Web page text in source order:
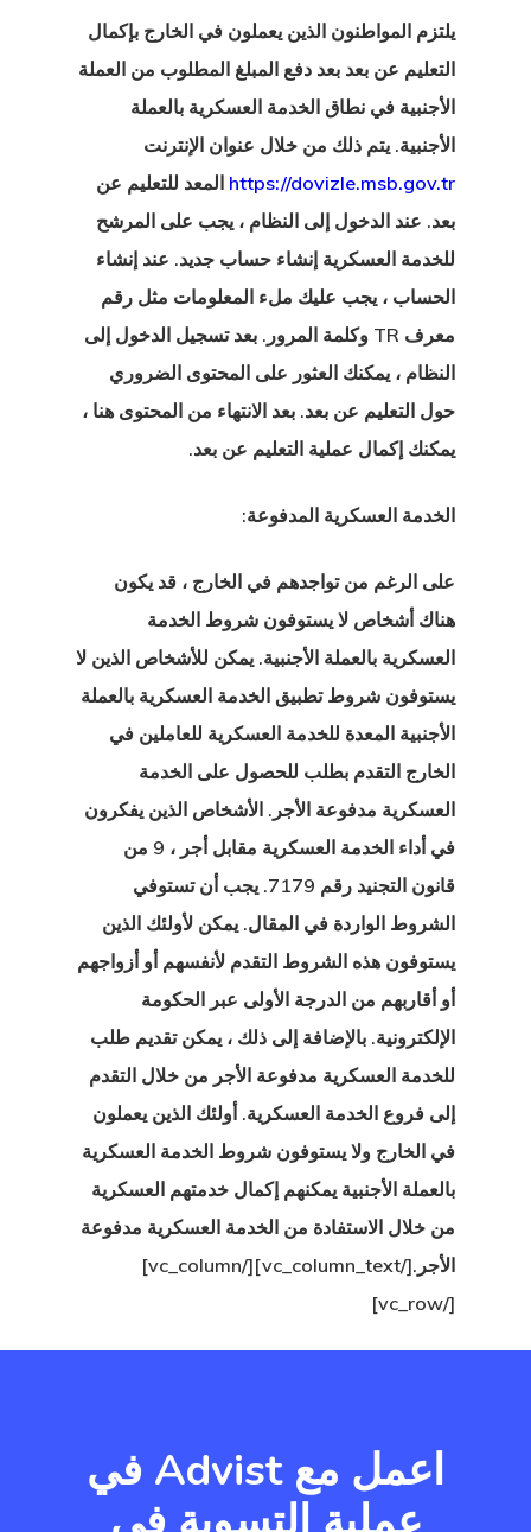
يلتزم المواطنون الذين يعملون في الخارج بإكمال
التعليم عن بعد بعد دفع المبلغ المطلوب من العملة
الأجنبية في نطاق الخدمة العسكرية بالعملة
الأجنبية. يتم ذلك من خلال عنوان الإنترنت
https://dovizle.msb.gov.tr المعد للتعليم عن
بعد. عند الدخول إلى النظام ، يجب على المرشح
للخدمة العسكرية إنشاء حساب جديد. عند إنشاء
الحساب ، يجب عليك ملء المعلومات مثل رقم
معرف TR وكلمة المرور. بعد تسجيل الدخول إلى
النظام ، يمكنك العثور على المحتوى الضروري
حول التعليم عن بعد. بعد الانتهاء من المحتوى هنا ،
يمكنك إكمال عملية التعليم عن بعد.
الخدمة العسكرية المدفوعة:
على الرغم من تواجدهم في الخارج ، قد يكون
هناك أشخاص لا يستوفون شروط الخدمة
العسكرية بالعملة الأجنبية. يمكن للأشخاص الذين لا
يستوفون شروط تطبيق الخدمة العسكرية بالعملة
الأجنبية المعدة للخدمة العسكرية للعاملين في
الخارج التقدم بطلب للحصول على الخدمة
العسكرية مدفوعة الأجر. الأشخاص الذين يفكرون
في أداء الخدمة العسكرية مقابل أجر ، 9 من
قانون التجنيد رقم 7179. يجب أن تستوفي
الشروط الواردة في المقال. يمكن لأولئك الذين
يستوفون هذه الشروط التقدم لأنفسهم أو أزواجهم
أو أقاربهم من الدرجة الأولى عبر الحكومة
الإلكترونية. بالإضافة إلى ذلك ، يمكن تقديم طلب
للخدمة العسكرية مدفوعة الأجر من خلال التقدم
إلى فروع الخدمة العسكرية. أولئك الذين يعملون
في الخارج ولا يستوفون شروط الخدمة العسكرية
بالعملة الأجنبية يمكنهم إكمال خدمتهم العسكرية
من خلال الاستفادة من الخدمة العسكرية مدفوعة
الأجر.[/vc_column_text][/vc_column]
[/vc_row]
اعمل مع Advist في
للاتحاد
– برامج
بدء التشغيل
الإقامة مع
اليونان –
الذهبية
الاستشارات
الوكالة
البيانات
عن
الدفع فشلت
أسعار الوكيل
الدولة التي
لها؟
إستونيا
في تركيا